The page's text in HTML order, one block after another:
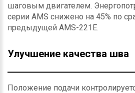
шаговым двигателем.
серии AMS снижено на 45% по
предыдущей AMS-221E.
Улучшение качества шва
Положение подачи